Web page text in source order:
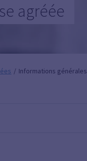
agréée
Informations générales